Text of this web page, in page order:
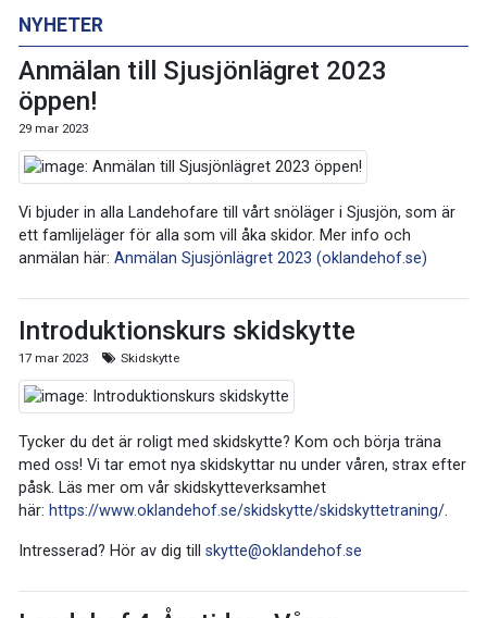
NYHETER
Anmälan till Sjusjönlägret 2023
öppen!
29 mar 2023
Vi bjuder in alla Landehofare till vårt snöläger i Sjusjön, som är
ett famlijeläger för alla som vill åka skidor. Mer info och
anmälan här: Anmälan Sjusjönlägret 2023 (oklandehof.se)
Introduktionskurs skidskytte
17 mar 2023 Skidskytte
Tycker du det är roligt med skidskytte? Kom och börja träna
med oss! Vi tar emot nya skidskyttar nu under våren, strax efter
påsk. Läs mer om vår skidskytteverksamhet
här: https://www.oklandehof.se/skidskytte/skidskyttetraning/.
Intresserad? Hör av dig till skytte@oklandehof.se